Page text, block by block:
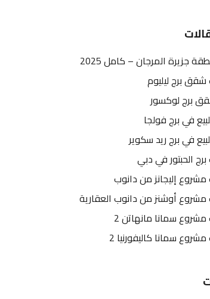
جزيرة المرجان – كامل 2025
برج ليليوم
برج لوكسور
في برج فولجا
في برج ريد سكوير
الحبتور في دبي
إليجانز من دانوب
أوشنز من دانوب العقارية
سمانا مانهاتن 2
سمانا كاليفورنيا 2